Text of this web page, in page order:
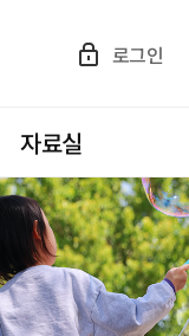
로그인
자료실